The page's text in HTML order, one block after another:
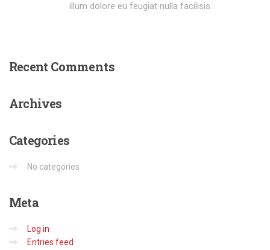
illum dolore eu feugiat nulla facilisis.
RecentComments
Archives
Categories
No categories
Meta
Log in
Entries feed